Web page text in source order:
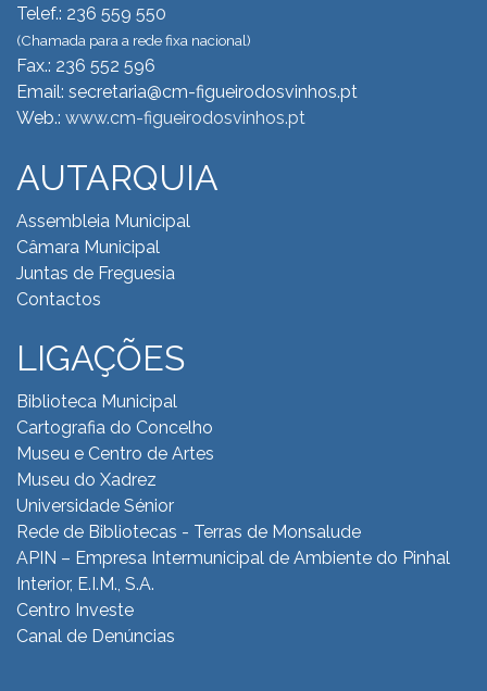
Telef.: 236 559 550
(Chamada para a rede fixa nacional)
Fax.: 236 552 596
Email: secretaria@cm-figueirodosvinhos.pt
Web.: www.cm-figueirodosvinhos.pt
AUTARQUIA
Assembleia Municipal
Câmara Municipal
Juntas de Freguesia
Contactos
LIGAÇÕES
Biblioteca Municipal
Cartografia do Concelho
Museu e Centro de Artes
Museu do Xadrez
Universidade Sénior
Rede de Bibliotecas - Terras de Monsalude
APIN – Empresa Intermunicipal de Ambiente do Pinhal
Interior, E.I.M., S.A.
Centro Investe
Canal de Denúncias